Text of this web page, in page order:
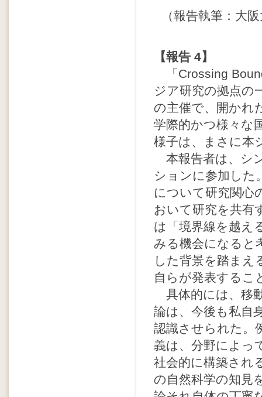
（報告執筆：大
【報告 4】
「Crossing
ジア研究の拠点の
の主催で、開かれ
学際的かつ様々な
様子は、まさに本
本報告者は、シ
ションに参加した
について研究関心
おいて研究を共有
は「境界線を越え
みる機会になると
した背景を踏まえ
自らが発表するこ
具体的には、移
論は、今後も私自
認識させられた。
義は、分野によっ
社会的に構築され
の自然科学の知見